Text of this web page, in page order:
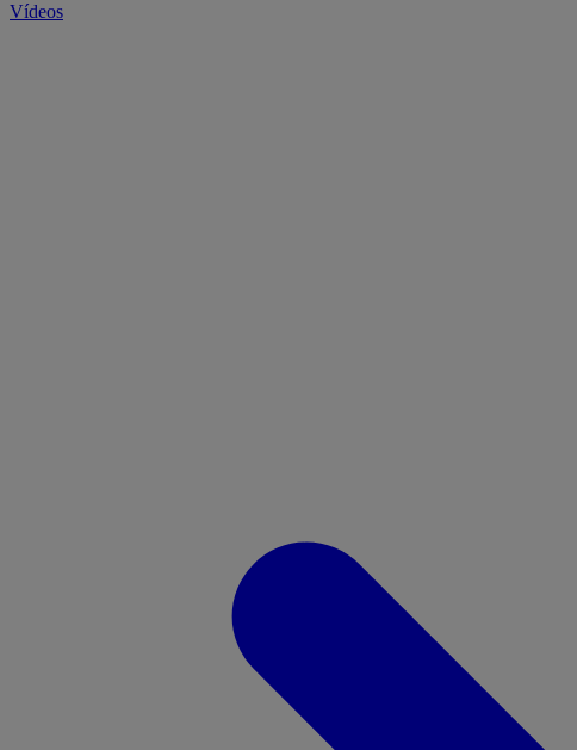
Vídeos